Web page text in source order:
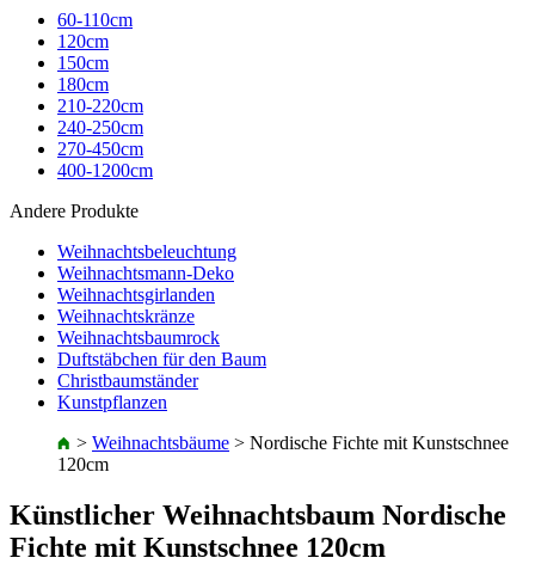
60-110cm
120cm
150cm
180cm
210-220cm
240-250cm
270-450cm
400-1200cm
Andere Produkte
Weihnachtsbeleuchtung
Weihnachtsmann-Deko
Weihnachtsgirlanden
Weihnachtskränze
Weihnachtsbaumrock
Duftstäbchen für den Baum
Christbaumständer
Kunstpflanzen
> Weihnachtsbäume > Nordische Fichte mit Kunstschnee
120cm
Künstlicher Weihnachtsbaum Nordische
Fichte mit Kunstschnee 120cm